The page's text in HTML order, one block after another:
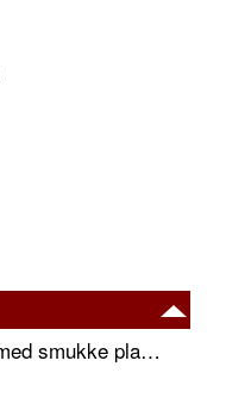
Skab en frodig udendørs oase med smukke plantekrukker og elegante espalier